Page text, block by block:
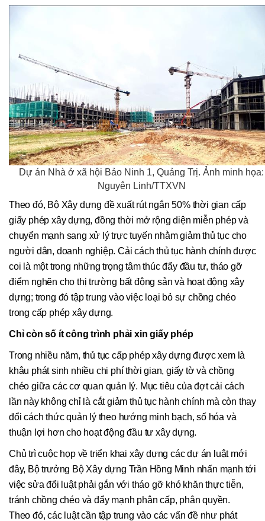
Dự án Nhà ở xã hội Bảo Ninh 1, Quảng Trị. Ảnh minh họa:
Nguyên Linh/TTXVN
Theo đó, Bộ Xây dựng đề xuất rút ngắn 50% thời gian cấp
giấy phép xây dựng, đồng thời mở rộng diện miễn phép và
chuyển mạnh sang xử lý trực tuyến nhằm giảm thủ tục cho
người dân, doanh nghiệp. Cải cách thủ tục hành chính được
coi là một trong những trọng tâm thúc đẩy đầu tư, tháo gỡ
điểm nghẽn cho thị trường bất động sản và hoạt động xây
dựng; trong đó tập trung vào việc loại bỏ sự chồng chéo
trong cấp phép xây dựng.
Chỉ còn số ít công trình phải xin giấy phép
Trong nhiều năm, thủ tục cấp phép xây dựng được xem là
khâu phát sinh nhiều chi phí thời gian, giấy tờ và chồng
chéo giữa các cơ quan quản lý. Mục tiêu của đợt cải cách
lần này không chỉ là cắt giảm thủ tục hành chính mà còn thay
đổi cách thức quản lý theo hướng minh bạch, số hóa và
thuận lợi hơn cho hoạt động đầu tư xây dựng.
Chủ trì cuộc họp về triển khai xây dựng các dự án luật mới
đây, Bộ trưởng Bộ Xây dựng Trần Hồng Minh nhấn mạnh tới
việc sửa đổi luật phải gắn với tháo gỡ khó khăn thực tiễn,
tránh chồng chéo và đẩy mạnh phân cấp, phân quyền.
Theo đó, các luật cần tập trung vào các vấn đề như phát